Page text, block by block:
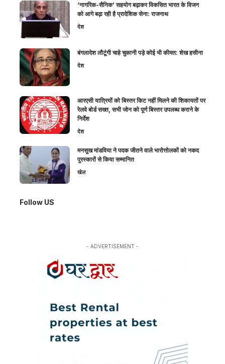
‘नागरिक-सैनिक’ सहयोग बढ़ाकर विकसित भारत के विजन
को आगे बढ़ा रही है प्रादेशिक सेना: राजनाथ
देश
बंगलादेश लौटूंगी चाहे चुकानी पड़े कोई भी कीमत: शेख हसीना
देश
आरएसी यात्रियों को बिस्तर किट नहीं मिलने की शिकायतों पर
रेलवे बोर्ड सख्त, सभी जोन को पूर्ण बिस्तर उपलब्ध कराने के
निर्देश
देश
मनसुख मांडविया ने पदक जीतने वाले भारोत्तोलकों को नकद
पुरस्कारों से किया सम्मानित
खेल
Follow US
- ADVERTISEMENT -